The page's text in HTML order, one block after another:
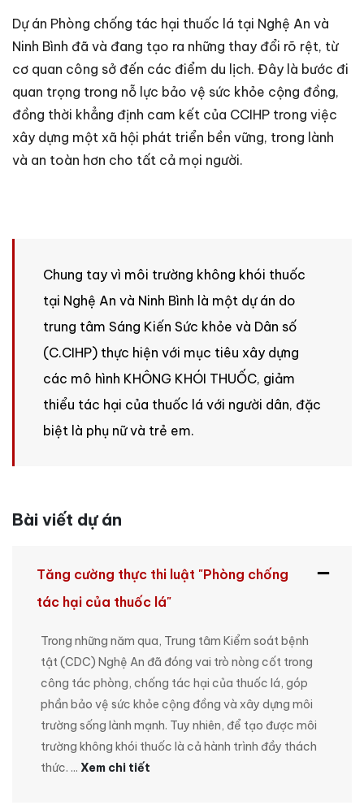
Dự án Phòng chống tác hại thuốc lá tại Nghệ An và
Ninh Bình đã và đang tạo ra những thay đổi rõ rệt, từ
cơ quan công sở đến các điểm du lịch. Đây là bước đi
quan trọng trong nỗ lực bảo vệ sức khỏe cộng đồng,
đồng thời khẳng định cam kết của CCIHP trong việc
xây dựng một xã hội phát triển bền vững, trong lành
và an toàn hơn cho tất cả mọi người.
Chung tay vì môi trường không khói thuốc
tại Nghệ An và Ninh Bình là một dự án do
trung tâm Sáng Kiến Sức khỏe và Dân số
(C.CIHP) thực hiện với mục tiêu xây dựng
các mô hình KHÔNG KHÓI THUỐC, giảm
thiểu tác hại của thuốc lá với người dân, đặc
biệt là phụ nữ và trẻ em.
Bài viết dự án
Tăng cường thực thi luật "Phòng chống
tác hại của thuốc lá"
Trong những năm qua, Trung tâm Kiểm soát bệnh
tật (CDC) Nghệ An đã đóng vai trò nòng cốt trong
công tác phòng, chống tác hại của thuốc lá, góp
phần bảo vệ sức khỏe cộng đồng và xây dựng môi
trường sống lành mạnh. Tuy nhiên, để tạo được môi
trường không khói thuốc là cả hành trình đầy thách
thức. ... Xem chi tiết